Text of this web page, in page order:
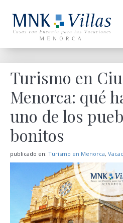
Turismo en
Menorca: qué
uno de los
bonitos
publicado en: Turismo en Menorca,